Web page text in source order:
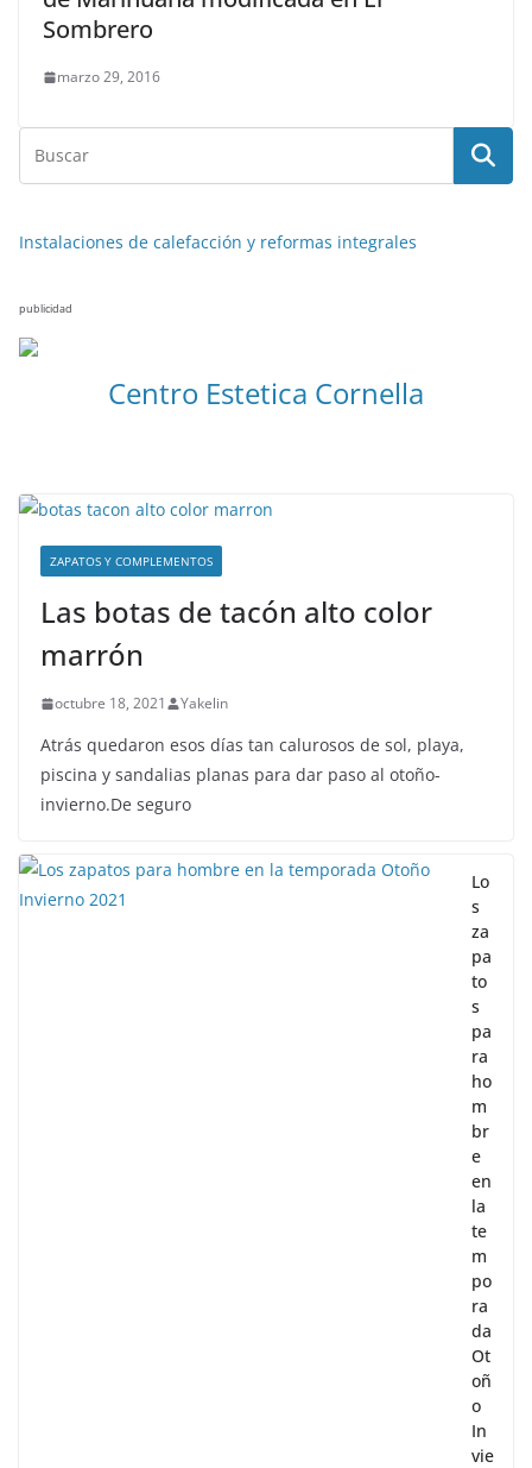
Sombrero
marzo 29, 2016
Instalaciones de calefacción y reformas integrales
publicidad
Centro Estetica Cornella
ZAPATOS Y COMPLEMENTOS
Las botas de tacón alto color
marrón
octubre 18, 2021 Yakelin
Atrás quedaron esos días tan calurosos de sol, playa,
piscina y sandalias planas para dar paso al otoño-
invierno.De seguro
Lo
s
za
pa
to
s
pa
ra
ho
m
br
e
en
la
te
m
po
ra
da
Ot
oñ
o
In
vie